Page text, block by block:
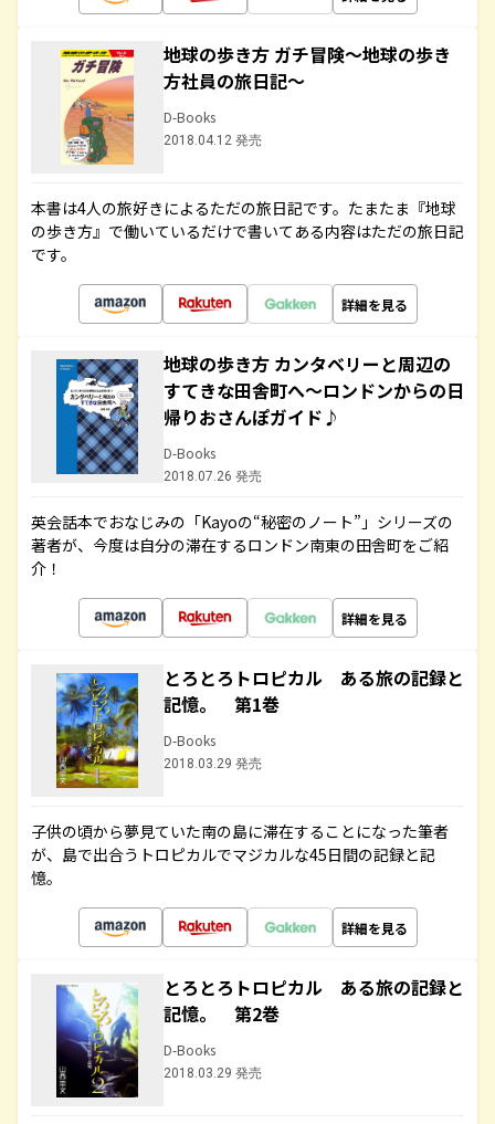
地球の歩き方 ガチ冒険～地球の歩き
方社員の旅日記～
D-Books
2018.04.12 発売
本書は4人の旅好きによるただの旅日記です。たまたま『地球
の歩き方』で働いているだけで書いてある内容はただの旅日記
です。
詳細を見る
地球の歩き方 カンタベリーと周辺の
すてきな田舎町へ～ロンドンからの日
帰りおさんぽガイド♪
D-Books
2018.07.26 発売
英会話本でおなじみの「Kayoの“秘密のノート”」シリーズの
著者が、今度は自分の滞在するロンドン南東の田舎町をご紹
介！
詳細を見る
とろとろトロピカル ある旅の記録と
記憶。 第1巻
D-Books
2018.03.29 発売
子供の頃から夢見ていた南の島に滞在することになった筆者
が、島で出合うトロピカルでマジカルな45日間の記録と記
憶。
詳細を見る
とろとろトロピカル ある旅の記録と
記憶。 第2巻
D-Books
2018.03.29 発売